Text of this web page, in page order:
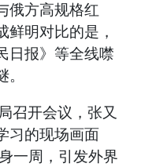
俄方高规格红
明对比的是，
日报》等全线噤
开会议，张又
习的现场画面
一周，引发外界